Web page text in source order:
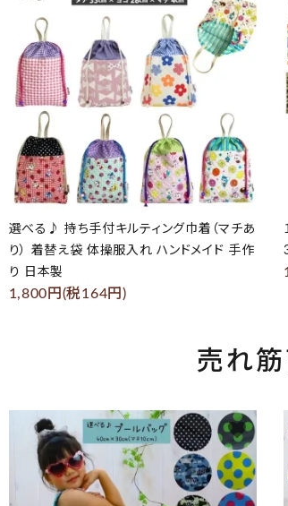
選べる♪ 持ち手付キルティング巾着（マチあ
り） 着替え袋 体操服入れ ハンドメイド 手作
り 日本製
1,800円(税164円)
売れ
favorite